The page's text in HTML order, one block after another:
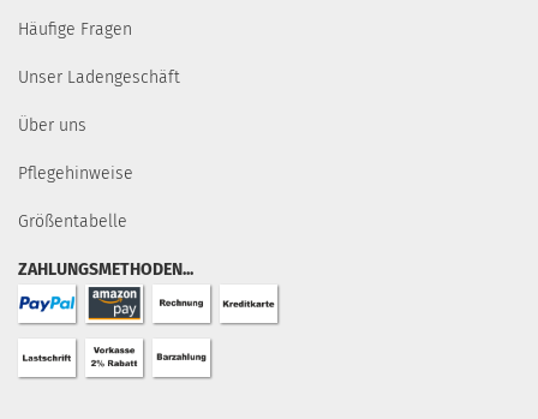
Häufige Fragen
Unser Ladengeschäft
Über uns
Pflegehinweise
Größentabelle
ZAHLUNGSMETHODEN...